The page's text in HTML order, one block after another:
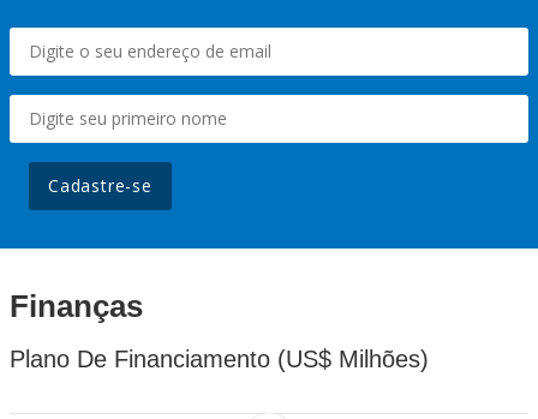
Cadastre-se
Finanças
Plano De Financiamento (US$ Milhões)